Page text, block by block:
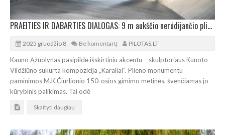
PRAEITIES IR DABARTIES DIALOGAS: 9 m aukščio nerūdijančio plieno kūrinys Kauno ąžuolyne
2025 gruodžio 8 Be komentarų PILOTAS.LT
Kauno Ąžuolynas pasipildė išskirtiniu akcentu – skulptoriaus Kunoto
Vildžiūno sukurta kompozicija „Karaliai“. Plieno monumentu
paminimos M.K.Čiurlionio 150-osios gimimo metinės, švenčiamas jo
kūrybinis palikimas. Tai odė
Skaityti daugiau